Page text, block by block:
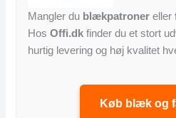
Mangler du blækpatroner eller
HosOffi.dk finder du et stort
hurtig levering og høj kvalitet
Køb blæk og